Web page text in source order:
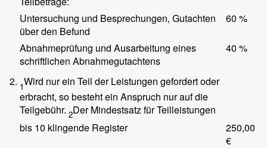
Untersuchung und Besprechungen, Gutachten
über den Befund
60 %
Abnahmeprüfung und Ausarbeitung eines
schriftlichen Abnahmegutachtens
40 %
2. 1Wird nur ein Teil der Leistungen gefordert oder
erbracht, so besteht ein Anspruch nur auf die
Teilgebühr. 2Der Mindestsatz für Teilleistungen
bis 10 klingende Register
250,00
€